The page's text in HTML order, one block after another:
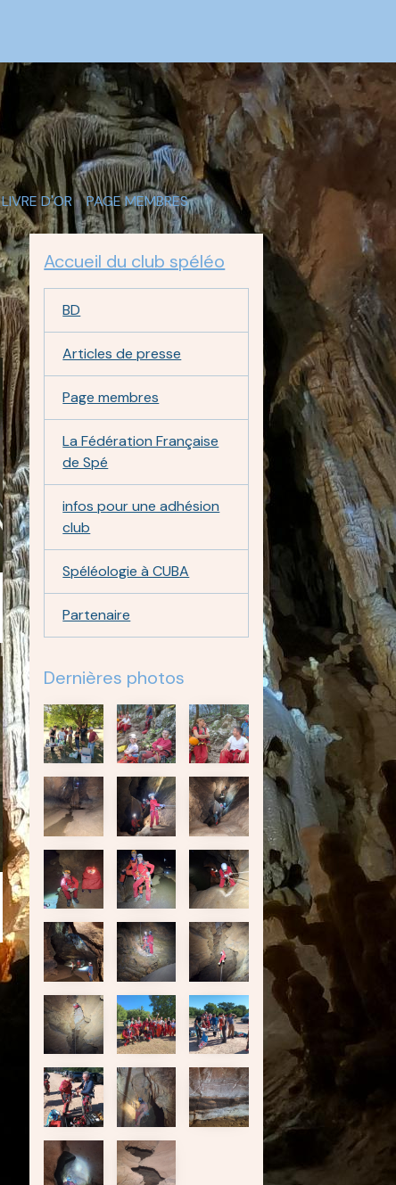
LIVRE D'OR PAGE MEMBRES
Accueil du club spéléo
BD
Articles de presse
Page membres
La Fédération Française
de Spé
infos pour une adhésion
club
Spéléologie à CUBA
Partenaire
Dernières photos